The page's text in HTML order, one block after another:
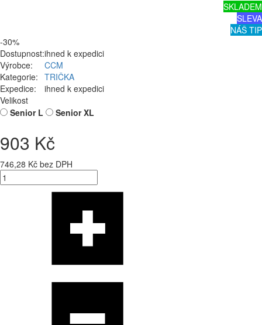
SKLADEM
SLEVA
NÁŠ TIP
-30%
Dostupnost:ihned k expedici
Výrobce:
CCM
Kategorie: TRIČKA
Expedice:
ihned k expedici
Velikost
Senior L
Senior XL
903 Kč
746,28 Kč bez DPH